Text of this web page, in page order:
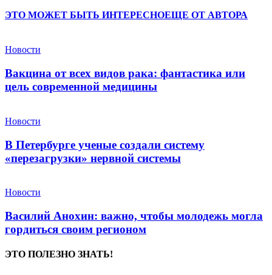
ЭТО МОЖЕТ БЫТЬ ИНТЕРЕСНОЕЩЕ ОТ АВТОРА
Новости
Вакцина от всех видов рака: фантастика или
цель современной медицины
Новости
В Петербурге ученые создали систему
«перезагрузки» нервной системы
Новости
Василий Анохин: важно, чтобы молодежь могла
гордиться своим регионом
ЭТО ПОЛЕЗНО ЗНАТЬ!